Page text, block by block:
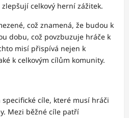
celkový herní zážitek.
což znamená, že budou k
dobu, což povzbuzuje hráče k
misí přispívá nejen k
k celkovým cílům komunity.
cíle, které musí hráči
Mezi běžné cíle patří